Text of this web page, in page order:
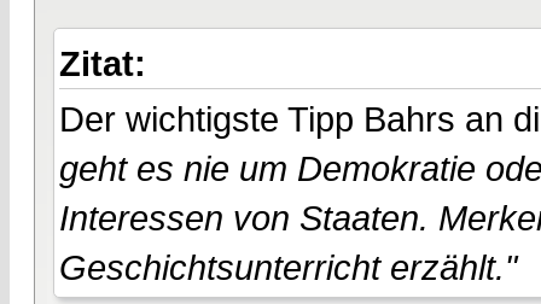
Zitat:
Der wichtigste Tipp Bahrs an
geht es nie um Demokratie
Interessen von Staaten.
Geschichtsunterricht erzählt."